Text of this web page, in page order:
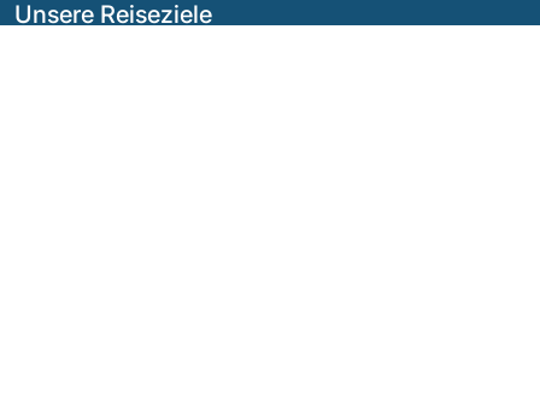
Unsere Reiseziele